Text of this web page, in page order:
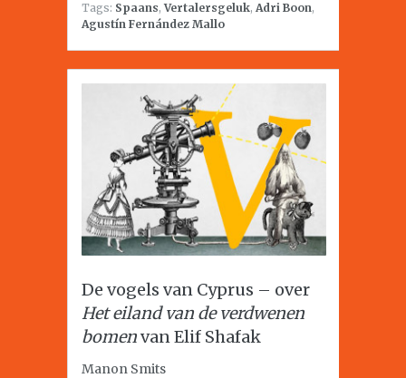
Tags: Spaans,Vertalersgeluk, Adri Boon,
Agustín Fernández Mallo
De vogels van Cyprus – over
Het eiland van de verdwenen
bomenvan Elif Shafak
Manon Smits